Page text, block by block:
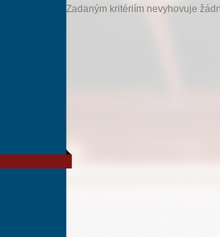
Zadaným kritériím nevyhovuje